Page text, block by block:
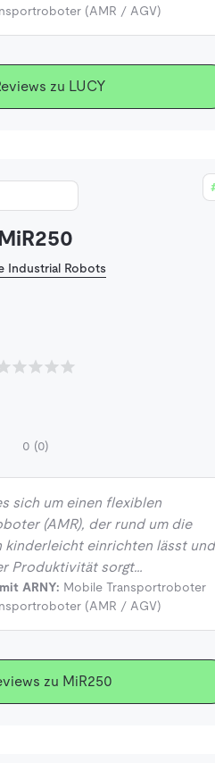
(AMR / AGV)
zu LUCY
Industrial Robots
0 (0)
sich um einen flexiblen
(AMR), der rund um die
kinderleicht einrichten lässt und
Produktivität sorgt…
ARNY: Mobile Transportroboter
(AMR / AGV)
zu MiR250